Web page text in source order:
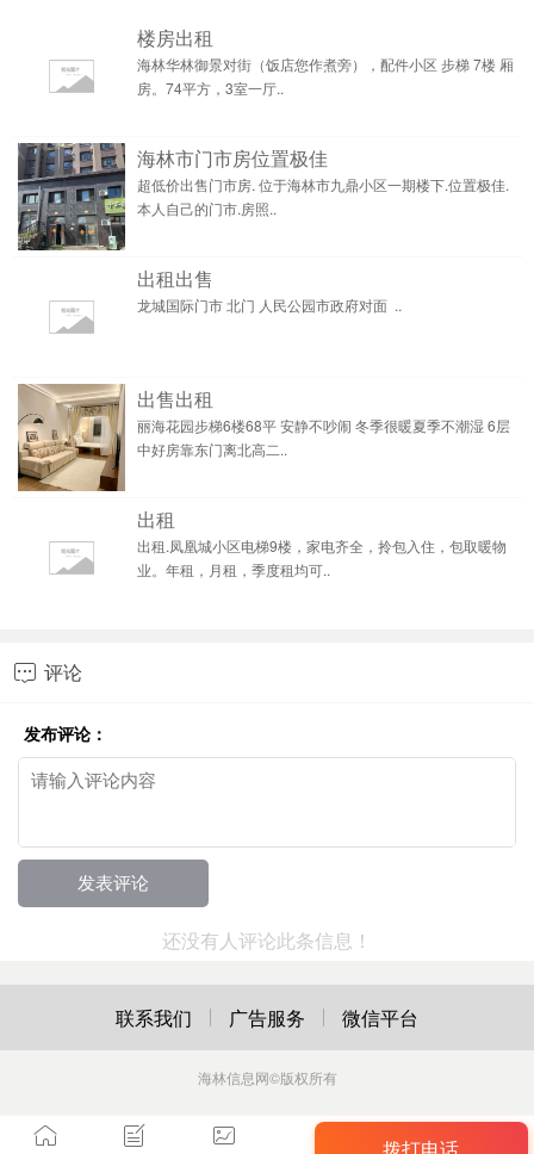
楼房出租
海林华林御景对街（饭店您作煮旁），配件小区 步梯 7楼 厢
房。74平方，3室一厅..
海林市门市房位置极佳
超低价出售门市房. 位于海林市九鼎小区一期楼下.位置极佳.
本人自己的门市.房照..
出租出售
龙城国际门市 北门 人民公园市政府对面 ..
出售出租
丽海花园步梯6楼68平 安静不吵闹 冬季很暖夏季不潮湿 6层
中好房靠东门离北高二..
出租
出租.凤凰城小区电梯9楼，家电齐全，拎包入住，包取暖物
业。年租，月租，季度租均可..
 评论
发布评论：
还没有人评论此条信息！
联系我们 广告服务 微信平台
海林信息网©版权所有